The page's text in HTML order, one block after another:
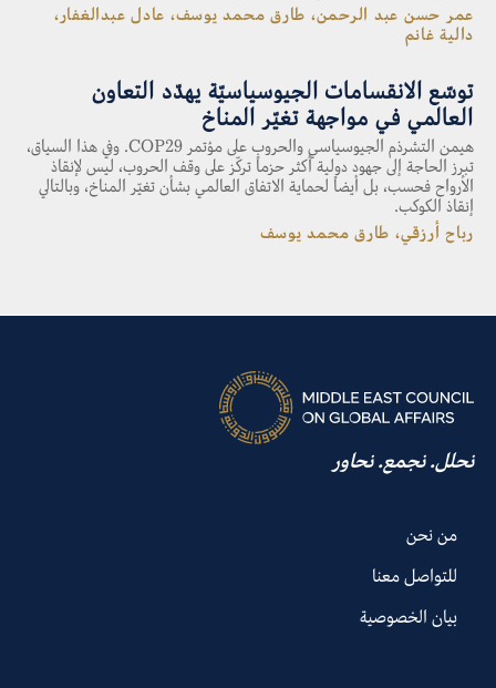
عمر حسن عبد الرحمن، طارق محمد يوسف، عادل عبدالغفار،
دالية غانم
توسّع الانقسامات الجيوسياسيّة يهدّد التعاون
العالمي في مواجهة تغيّر المناخ
هيمن التشرذم الجيوسياسي والحروب على مؤتمر COP29. وفي هذا السياق،
تبرز الحاجة إلى جهود دولية أكثر حزماً تركّز على وقف الحروب، ليس لإنقاذ
الأرواح فحسب، بل أيضاً لحماية الاتفاق العالمي بشأن تغيّر المناخ، وبالتالي
إنقاذ الكوكب.
رباح أرزقي، طارق محمد يوسف
نحلل. نجمع. نحاور
من نحن
للتواصل معنا
بيان الخصوصية